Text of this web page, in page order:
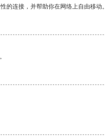
的连接，并帮助你在网络上自由移动。